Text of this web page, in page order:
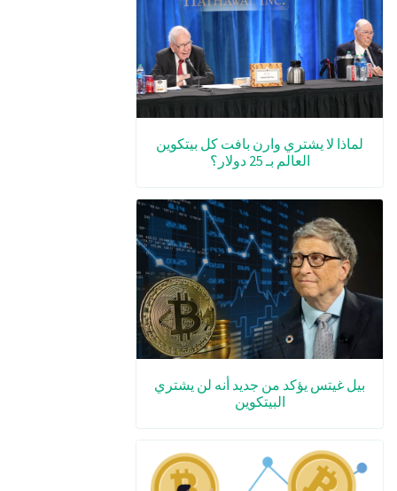
لماذا لا يشتري وارن بافت كل بيتكوين
العالم بـ 25 دولار؟
بيل غيتس يؤكد من جديد أنه لن يشتري
البيتكوين